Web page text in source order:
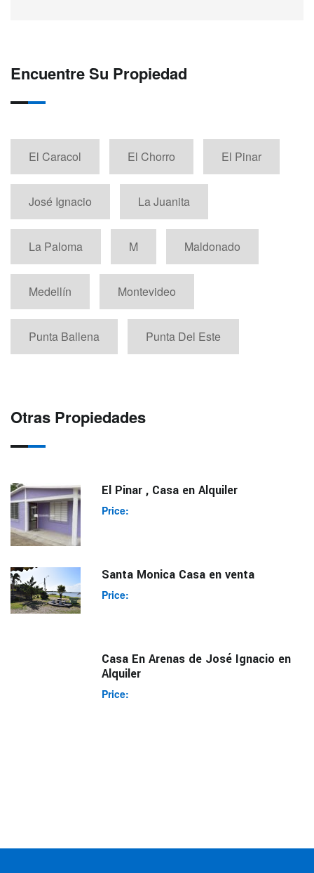
Encuentre Su Propiedad
El Caracol El Chorro El Pinar
José Ignacio La Juanita
La Paloma M Maldonado
Medellín Montevideo
Punta Ballena Punta Del Este
Otras Propiedades
El Pinar , Casa en Alquiler
Price:
Santa Monica Casa en venta
Price:
Casa En Arenas de José Ignacio en
Alquiler
Price: